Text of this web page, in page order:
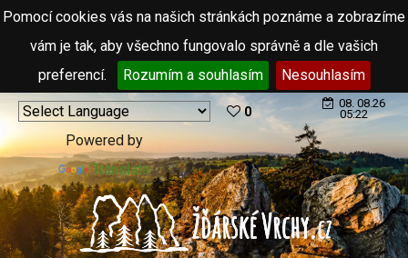
Pomocí cookies vás na našich stránkách poznáme a zobrazíme
vám je tak, aby všechno fungovalo správně a dle vašich
preferencí.
Rozumím a souhlasím Nesouhlasím
Powered by
Translate
0
08. 08.26
05:22